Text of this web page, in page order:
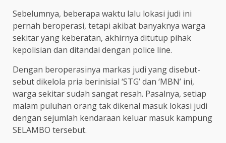
Sebelumnya, beberapa waktu lalu lokasi judi ini
pernah beroperasi, tetapi akibat banyaknya warga
sekitar yang keberatan, akhirnya ditutup pihak
kepolisian dan ditandai dengan police line.
Dengan beroperasinya markas judi yang disebut-
sebut dikelola pria berinisial ‘STG’ dan ‘MBN’ ini,
warga sekitar sudah sangat resah. Pasalnya, setiap
malam puluhan orang tak dikenal masuk lokasi judi
dengan sejumlah kendaraan keluar masuk kampung
SELAMBO tersebut.